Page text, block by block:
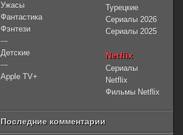
Ужасы
Фантастика
Фэнтези
—
Детские
—
Apple TV+
Турецкие
Сериалы 2026
Сериалы 2025
Netflix
Сериалы
Netflix
Фильмы Netflix
Последние комментарии